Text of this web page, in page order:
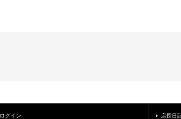
ログイン 店長日